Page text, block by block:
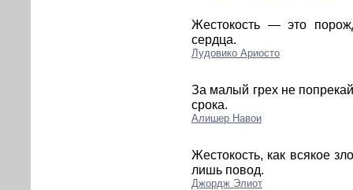
Жестокость — это
сердца.
Лудовико Ариосто
За малый грех не
срока.
Алишер Навои
Жестокость, как всякое
лишь повод.
Джордж Элиот